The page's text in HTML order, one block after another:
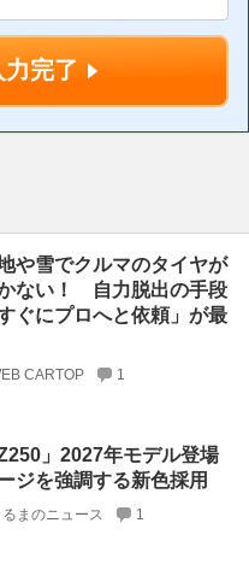
完了
や雪でクルマのタイヤが
ない！ 自力脱出の手段
ぐにプロへと依頼」が最
CARTOP 1
」2027年モデル登場
ジを強調する新色採用
るまのニュース 1